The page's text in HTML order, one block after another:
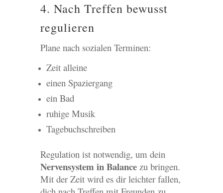
4. Nach Treffen bewusst
regulieren
Plane nach sozialen Terminen:
Zeit alleine
einen Spaziergang
ein Bad
ruhige Musik
Tagebuchschreiben
Regulation ist notwendig, um dein
Nervensystem in Balancezu bringen.
Mit der Zeit wird es dir leichter fallen,